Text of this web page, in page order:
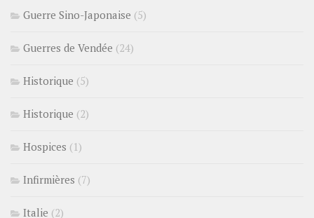
Guerre Sino-Japonaise (5)
Guerres de Vendée (24)
Historique (5)
Historique (2)
Hospices (1)
Infirmières (7)
Italie (2)